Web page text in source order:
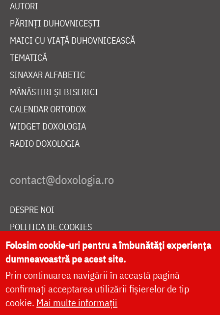
AUTORI
PĂRINȚI DUHOVNICEȘTI
MAICI CU VIAȚĂ DUHOVNICEASCĂ
TEMATICĂ
SINAXAR ALFABETIC
MĂNĂSTIRI ȘI BISERICI
CALENDAR ORTODOX
WIDGET DOXOLOGIA
RADIO DOXOLOGIA
DESPRE NOI
POLITICA DE COOKIES
DONEAZĂ ONLINE PENTRU CATEDRALA NAȚIONALĂ
LIVE
Folosim cookie-uri pentru a îmbunătăți experiența
dumneavoastră pe acest site.
Prin continuarea navigării în această pagină
confirmați acceptarea utilizării fișierelor de tip
cookie. Mai multe informații